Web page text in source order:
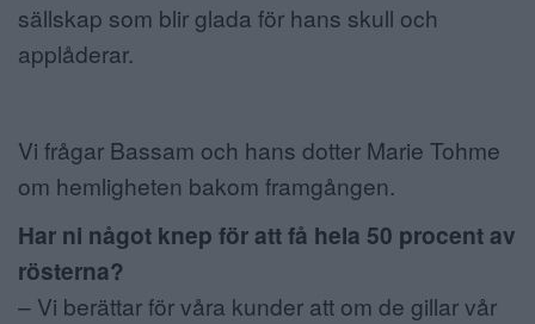
sällskap som blir glada för hans skull och
applåderar.
Vi frågar Bassam och hans dotter Marie Tohme
om hemligheten bakom framgången.
Har ni något knep för att få hela 50 procent av
rösterna?
– Vi berättar för våra kunder att om de gillar vår